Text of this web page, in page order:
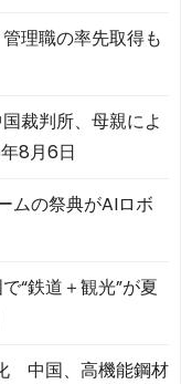
理職の率先取得も
裁判所、母親によ
8月6日
の祭典がAIロボ
“鉄道＋観光”が夏
中国、高機能鋼材